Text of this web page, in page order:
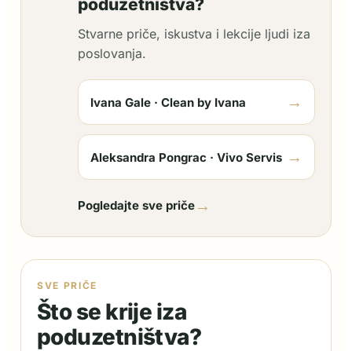
poduzetništva?
Stvarne priče, iskustva i lekcije ljudi iza
poslovanja.
Ivana Gale · Clean by Ivana →
Aleksandra Pongrac · Vivo Servis →
Pogledajte sve priče →
SVE PRIČE
Što se krije iza
poduzetništva?